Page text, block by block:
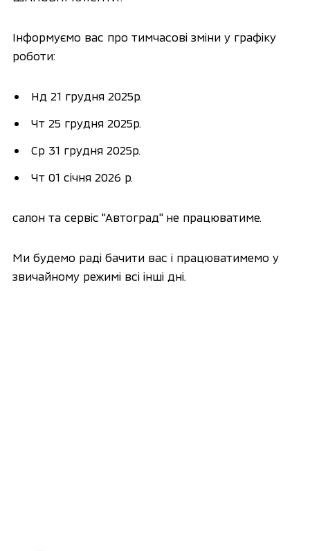
Інформуємо вас про тимчасові зміни у графіку
роботи:
Нд 21 грудня 2025р.
Чт 25 грудня 2025р.
Ср 31 грудня 2025р.
Чт 01 січня 2026 р.
салон та сервіс "Автоград" не працюватиме.
Ми будемо раді бачити вас і працюватимемо у
звичайному режимі всі інші дні.